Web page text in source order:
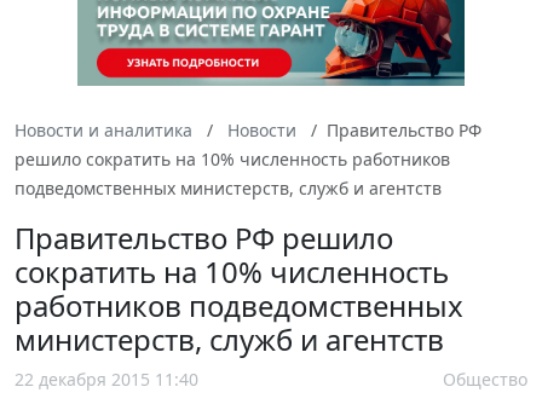
Новости и аналитика Новости
Правительство РФ
решило сократить на 10% численность работников
подведомственных министерств, служб и агентств
Правительство РФ решило
сократить на 10% численность
работников подведомственных
министерств, служб и агентств
22 декабря 2015 11:40 Общество